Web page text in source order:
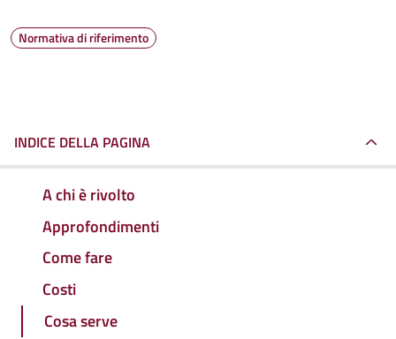
Normativa di riferimento
INDICE DELLA PAGINA
A chi è rivolto
Approfondimenti
Come fare
Costi
Cosa serve